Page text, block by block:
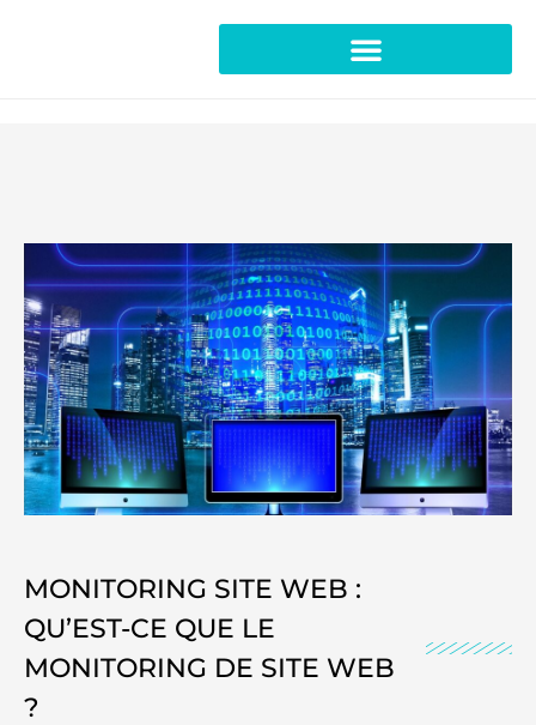
MONITORING SITE WEB :
QU’EST-CE QUE LE
MONITORING DE SITE WEB
?